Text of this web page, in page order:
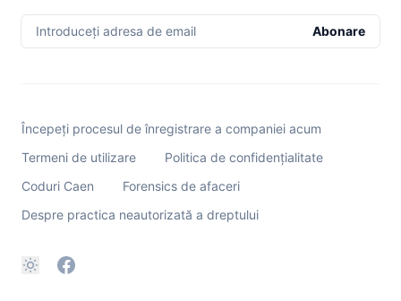
Introduceți adresa de email Abonare
Începeți procesul de înregistrare a companiei acum
Termeni de utilizare
Politica de confidențialitate
Coduri Caen
Forensics de afaceri
Despre practica neautorizată a dreptului